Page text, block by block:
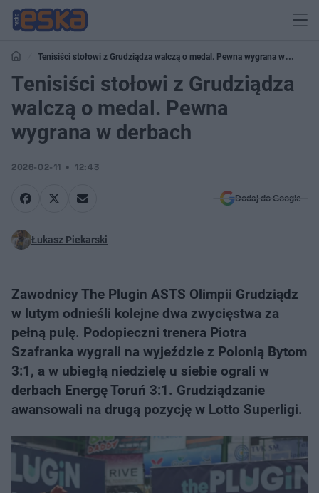
Tenisiści stołowi z Grudziądza walczą o medal. Pewna wygrana w
derbach
Tenisiści stołowi z Grudziądza
walczą o medal. Pewna
wygrana w derbach
2026-02-11 12:43
Dodaj do Google
Łukasz Piekarski
Zawodnicy The Plugin ASTS Olimpii Grudziądz
w lutym odnieśli kolejne dwa zwycięstwa za
pełną pulę. Podopieczni trenera Piotra
Szafranka wygrali na wyjeździe z Polonią Bytom
3:1, a w ubiegłą niedzielę u siebie ograli w
derbach Energę Toruń 3:1. Grudziądzanie
awansowali na drugą pozycję w Lotto Superligi.